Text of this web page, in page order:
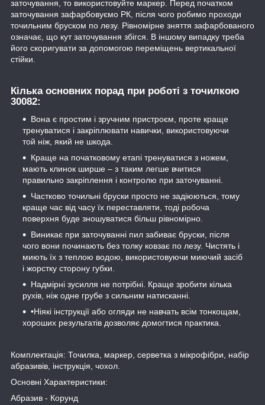
заточування, то використовуйте маркер. Перед початком
заточування зафарбовуємо РК, після чого робимо проходи
точильним бруском по лезу. Рівномірне зняття зафарбованого
означає, що кут заточування збігся. В іншому випадку треба
його скоригувати за допомогою переміщень вертикальної
стійки.
Кілька основних порад при роботі з точилкою
30082:
Вона є простим і зручним пристроєм, проте краще
тренуватися і закріплювати навички, використовуючи
той ніж, який не шкода.
Краще на початковому етапі тренуватися з ножем,
мають клинок ширше – з таким легше вчитися
правильно закріплення і контролю при заточуванні.
Частково точильні бруски просто не задіюються, тому
краще час від часу їх переставляти, тоді робоча
поверхня буде зношуватися більш рівномірно.
Виникає при заточуванні пил забиває бруски, після
чого вони починають без толку ковзає по лезу. Чистять і
миють їх з теплою водою, використовуючи миючий засіб
і жорстку сторону губки.
Надмірні зусилля не потрібні. Краще зробити кілька
рухів, ніж одне грубе з сильним натисканні.
•Ніякі інструкції або огляди не навчать всім тонкощам,
хороших результатів дозволяє домогтися практика.
Комплектація: Точилка, маркер, серветка з мікрофібри, набір
абразивів, інструкція, чохол.
Основні Характеристики:
Абразив - Корунд